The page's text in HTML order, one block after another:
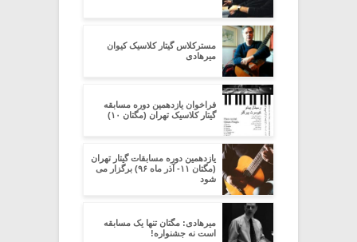
مسترکلاس گیتار کلاسیک کیوان
میرهادی
فراخوان یازدهمین دوره مسابقه
گیتار کلاسیک تهران (مگتان ۱۰)
یازدهمین دوره مسابقات گیتار تهران
(مگتان ۱۱- آذر ماه ۹۶) برگزار می
شود
میرهادی: مگتان تنها یک مسابقه
است نه جشنواره!